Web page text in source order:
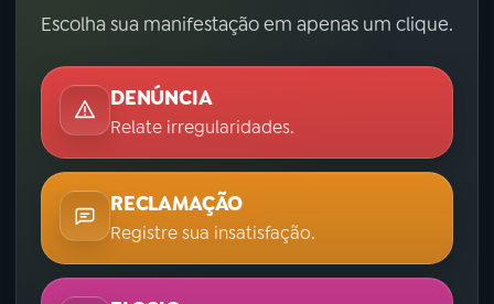
Escolha sua manifestação em apenas um clique.
DENÚNCIA
Relate irregularidades.
RECLAMAÇÃO
Registre sua insatisfação.